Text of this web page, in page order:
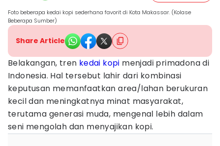
Foto beberapa kedai kopi sederhana favorit di Kota Makassar. (Kolase
Beberapa Sumber)
Share Article
Belakangan, tren kedai kopi menjadi primadona di
Indonesia. Hal tersebut lahir dari kombinasi
keputusan memanfaatkan area/lahan berukuran
kecil dan meningkatnya minat masyarakat,
terutama generasi muda, mengenal lebih dalam
seni mengolah dan menyajikan kopi.